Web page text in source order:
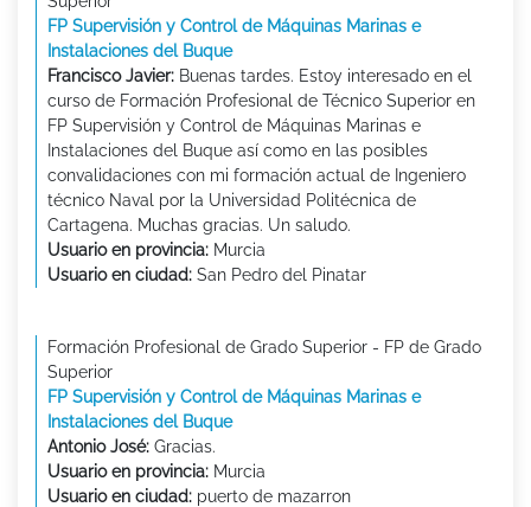
FP Supervisión y Control de Máquinas Marinas e
Instalaciones del Buque
Francisco Javier: Buenas tardes. Estoy interesado en el
curso de Formación Profesional de Técnico Superior en
FP Supervisión y Control de Máquinas Marinas e
Instalaciones del Buque así como en las posibles
convalidaciones con mi formación actual de Ingeniero
técnico Naval por la Universidad Politécnica de
Cartagena. Muchas gracias. Un saludo.
Usuario en provincia: Murcia
Usuario en ciudad: San Pedro del Pinatar
Formación Profesional de Grado Superior - FP de Grado
Superior
FP Supervisión y Control de Máquinas Marinas e
Instalaciones del Buque
Antonio José: Gracias.
Usuario en provincia: Murcia
Usuario en ciudad: puerto de mazarron